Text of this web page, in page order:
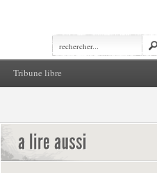
Tribune libre